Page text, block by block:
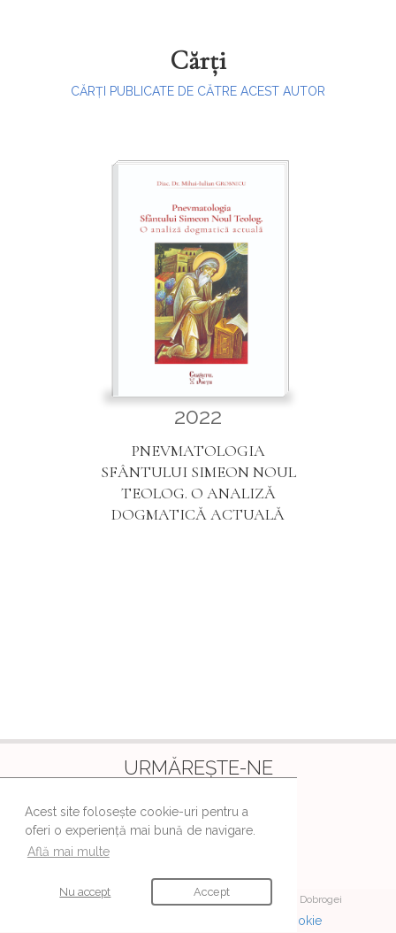
Acest site folosește cookie-uri pentru a
oferi o experiență mai bună de navigare.
Află mai multe
Nu accept Accept
Cărți
CĂRȚI PUBLICATE DE CĂTRE ACEST AUTOR
2022
PNEVMATOLOGIA
SFÂNTULUI SIMEON NOUL
TEOLOG. O ANALIZĂ
DOGMATICĂ ACTUALĂ
URMĂREȘTE-NE
© EdituraCuvântul Vieții a Mitropoliei Munteniei și Dobrogei
Politica Cookie